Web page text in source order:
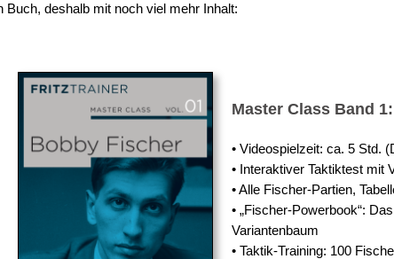
Buch, deshalb mit noch viel mehr Inhalt:
Master Class Band
• Videospielzeit: ca. 5 Std.
• Interaktiver Taktiktest mit
• Alle Fischer-Partien,
• „Fischer-Powerbook“:
Variantenbaum
• Taktik-Training: 100